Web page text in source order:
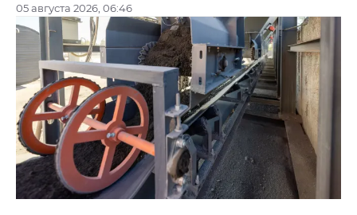
05 августа 2026, 06:46